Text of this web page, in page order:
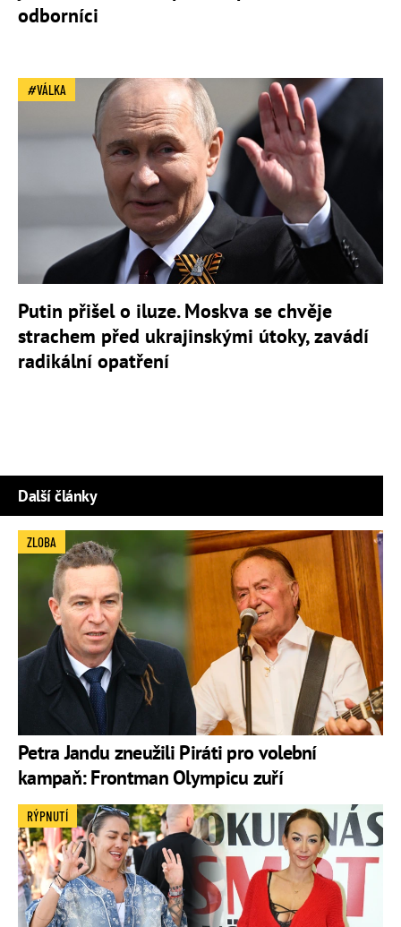
odborníci
VÁLKA
Putin přišel o iluze. Moskva se chvěje
strachem před ukrajinskými útoky, zavádí
radikální opatření
Další články
Petra Jandu zneužili Piráti pro volební
kampaň: Frontman Olympicu zuří
ZLOBA
RÝPNUTÍ